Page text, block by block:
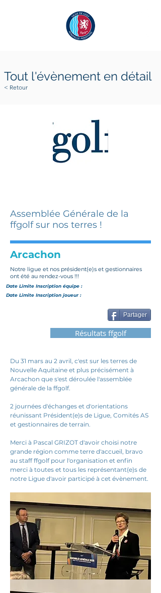
Assemblée Générale de la
ffgolf sur nos terres !
Arcachon
Notre ligue et nos président(e)s et gestionnaires
ont été au rendez-vous !!!
Date Limite Inscription équipe :
Date Limite Inscription joueur :
Partager
Résultats ffgolf
Du 31 mars au 2 avril, c'est sur les terres de
Nouvelle Aquitaine et plus précisément à
Arcachon que s'est déroulée l'assemblée
générale de la ffgolf.
2 journées d'échanges et d'orientations
réunissant Président(e)s de Ligue, Comités AS
et gestionnaires de terrain.
Merci à Pascal GRIZOT d'avoir choisi notre
grande région comme terre d'accueil, bravo
au staff ffgolf pour l'organisation et enfin
merci à toutes et tous les représentant(e)s de
notre Ligue d'avoir participé à cet évènement.
Tout l'évènement en détail
< Retour